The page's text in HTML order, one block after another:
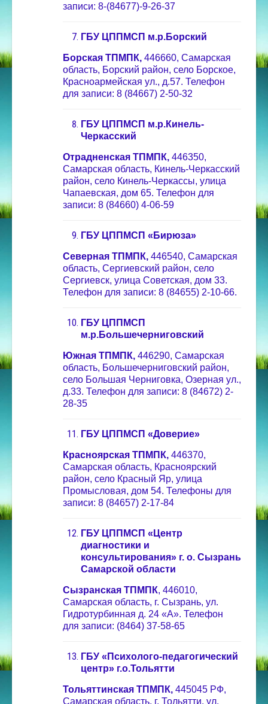
записи: 8-(84677)-9-26-37
ГБУ ЦППМСП м.р.Борский
Борская ТПМПК, 446660, Самарская
область, Борский район, село Борское,
Красноармейская ул., д.57. Телефон
для записи: 8 (84667) 2-50-32
ГБУ ЦППМСП м.р.Кинель-
Черкасский
Отрадненская ТПМПК, 446350,
Самарская область, Кинель-Черкасский
район, село Кинель-Черкассы, улица
Чапаевская, дом 65. Телефон для
записи: 8 (84660) 4-06-59
ГБУ ЦППМСП «Бирюза»
Северная ТПМПК, 446540, Самарская
область, Сергиевский район, село
Сергиевск, улица Советская, дом 33.
Телефон для записи: 8 (84655) 2-10-66.
ГБУ ЦППМСП
м.р.Большечерниговский
Южная ТПМПК, 446290, Самарская
область, Большечерниговский район,
село Большая Черниговка, Озерная ул.,
д.33. Телефон для записи: 8 (84672) 2-
28-35
ГБУ ЦППМСП «Доверие»
Красноярская ТПМПК, 446370,
Самарская область, Красноярский
район, село Красный Яр, улица
Промысловая, дом 54. Телефоны для
записи: 8 (84657) 2-17-84
ГБУ ЦППМСП «Центр
диагностики и
консультирования» г. о. Сызрань
Самарской области
Сызранская ТПМПК, 446010,
Самарская область, г. Сызрань, ул.
Гидротурбинная д. 24 «А». Телефон
для записи: (8464) 37-58-65
ГБУ «Психолого-педагогический
центр» г.о.Тольятти
Тольяттинская ТПМПК, 445045 РФ,
Самарская область, г. Тольятти, ул.